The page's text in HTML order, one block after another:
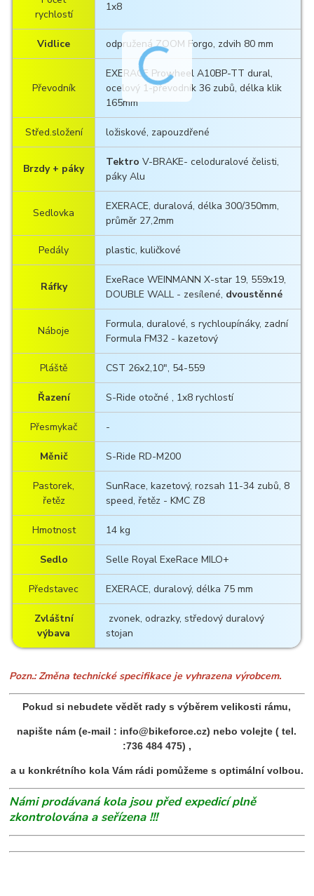
rychlostí
1x8
Vidlice odpružená ZOOM Forgo, zdvih 80 mm
Převodník
EXERACE Prowheel A10BP-TT dural,
ocelový 1-převodník 36 zubů, délka klik
165mm
Střed.složení ložiskové, zapouzdřené
Brzdy + páky
Tektro V-BRAKE- celoduralové čelisti,
páky Alu
Sedlovka
EXERACE, duralová, délka 300/350mm,
průměr 27,2mm
Pedály plastic, kuličkové
Ráfky
ExeRace WEINMANN X-star 19, 559x19,
DOUBLE WALL - zesílené, dvoustěnné
Náboje
Formula, duralové, s rychloupínáky, zadní
Formula FM32 - kazetový
Pláště CST 26x2,10", 54-559
Řazení S-Ride otočné , 1x8 rychlostí
Přesmykač -
Měnič S-Ride RD-M200
Pastorek,
řetěz
SunRace, kazetový, rozsah 11-34 zubů, 8
speed, řetěz - KMC Z8
Hmotnost 14 kg
Sedlo Selle Royal ExeRace MILO+
Představec EXERACE, duralový, délka 75 mm
Zvláštní
výbava
zvonek, odrazky, středový duralový
stojan
Pozn.: Změna technické specifikace je vyhrazena výrobcem.
Pokud si nebudete vědět rady s výběrem velikosti rámu,
napište nám (e-mail : info@bikeforce.cz) nebo volejte ( tel.
:736 484 475) ,
a u konkrétního kola Vám rádi pomůžeme s optimální volbou.
Námi prodávaná kola jsou před expedicí plně
zkontrolována a seřízena !!!